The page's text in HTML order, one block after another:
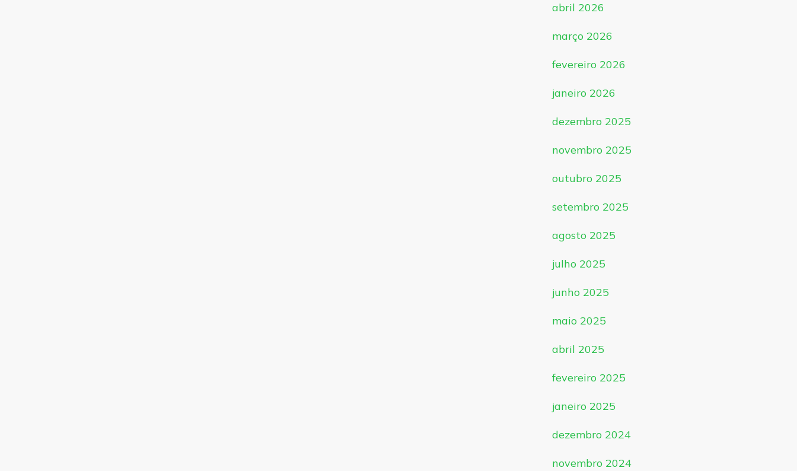
abril 2026
março 2026
fevereiro 2026
janeiro 2026
dezembro 2025
novembro 2025
outubro 2025
setembro 2025
agosto 2025
julho 2025
junho 2025
maio 2025
abril 2025
fevereiro 2025
janeiro 2025
dezembro 2024
novembro 2024